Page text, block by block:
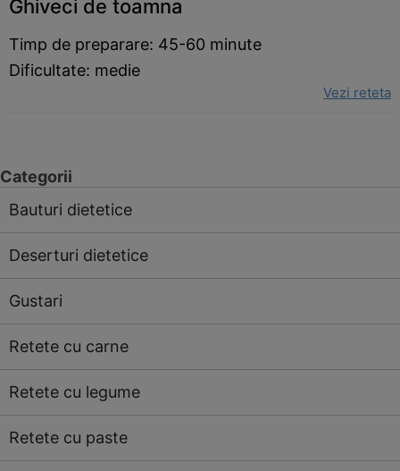
Ghiveci de toamna
Timp de preparare: 45-60 minute
Dificultate: medie
Vezi reteta
Categorii
Bauturi dietetice
Deserturi dietetice
Gustari
Retete cu carne
Retete cu legume
Retete cu paste